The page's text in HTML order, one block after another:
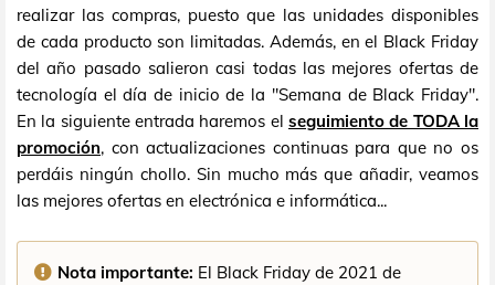
realizar las compras, puesto que las unidades disponibles
de cada producto son limitadas. Además, en el Black Friday
del año pasado salieron casi todas las mejores ofertas de
tecnología el día de inicio de la "Semana de Black Friday".
En la siguiente entrada haremos el seguimiento de TODA la
promoción, con actualizaciones continuas para que no os
perdáis ningún chollo. Sin mucho más que añadir, veamos
las mejores ofertas en electrónica e informática...
Nota importante: El Black Friday de 2021 de